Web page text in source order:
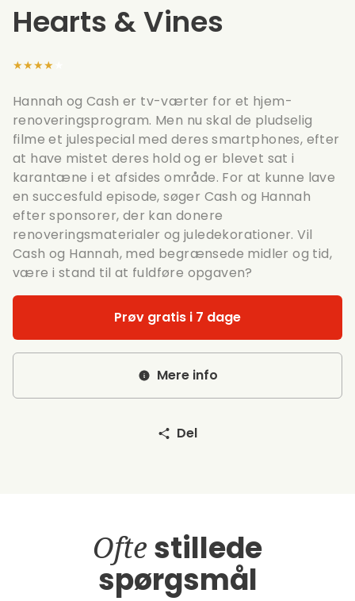
Hearts & Vines
★★★★★
Hannah og Cash er tv-værter for et hjem-
renoveringsprogram. Men nu skal de pludselig
filme et julespecial med deres smartphones, efter
at have mistet deres hold og er blevet sat i
karantæne i et afsides område. For at kunne lave
en succesfuld episode, søger Cash og Hannah
efter sponsorer, der kan donere
renoveringsmaterialer og juledekorationer. Vil
Cash og Hannah, med begrænsede midler og tid,
være i stand til at fuldføre opgaven?
Prøv gratis i 7 dage
Mere info
Del
Ofte stillede
spørgsmål